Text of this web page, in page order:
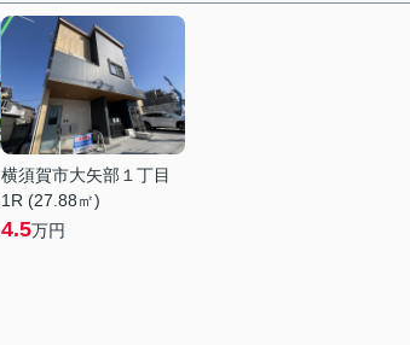
横須賀市大矢部１丁目
1R (27.88㎡)
4.5万円